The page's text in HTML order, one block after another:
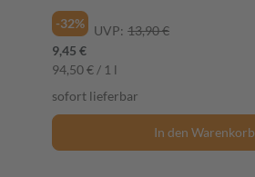
-32%
UVP: 13,90 €
9,45 €
94,50 € / 1 l
sofort lieferbar
In den Warenkorb